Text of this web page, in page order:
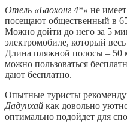
Отель «Баохонг 4*» не
посещают общественный в
Можно дойти до него за 5
электромобиле, который
Длина пляжной полосы – 50
можно пользоваться
дают бесплатно.
Опытные туристы
Дадунхай как довольно
оптимально подойдет для